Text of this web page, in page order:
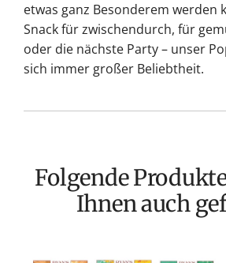
etwas ganz Besonderem werden
Snack für zwischendurch, für
oder die nächste Party – unser
sich immer großer Beliebtheit.
Folgende Produkte könnten
Ihnen auch